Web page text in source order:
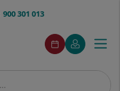
900 301 013
menuAcceso
Pedir
cita
Este
enlace
se
en
Mi
Quirónsalud
Este
enlace
se
en
ventana
Menú